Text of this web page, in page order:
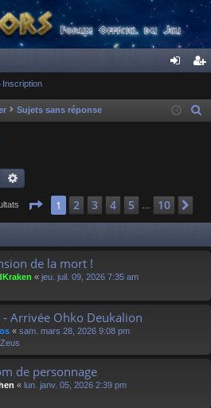
ne cri
Inscription
Sujets sans réponse
e
Rechercher
Page 1sur 10
1 2 3 4 5 10
de la mort !
« jeu. juil. 09, 2026 7:35 am
Arrivée Ohko Deukalion
« sam. mars 28, 2026 9:08 pm
de personnage
« lun. janv. 05, 2026 2:39 pm